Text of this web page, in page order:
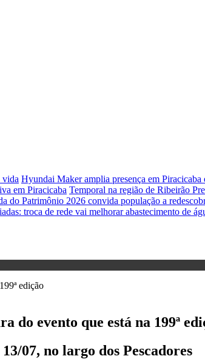
vida Hyundai Maker amplia presença em
em Piracicaba Temporal na região de Ribeirão
do Patrimônio 2026 convida população a
troca de rede vai melhorar abastecimento de
do evento que está na 199ª
07, no largo dos Pescadores